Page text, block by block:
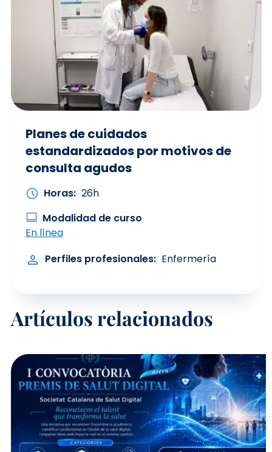
Planes de cuidados
estandardizados por motivos de
consulta agudos
Horas 26h
Modalidad de curso
En línea
Perfiles profesionales
Enfermería
Artículos relacionados